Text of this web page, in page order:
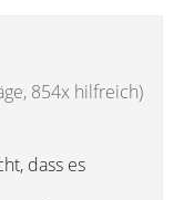
854x hilfreich)
dass es